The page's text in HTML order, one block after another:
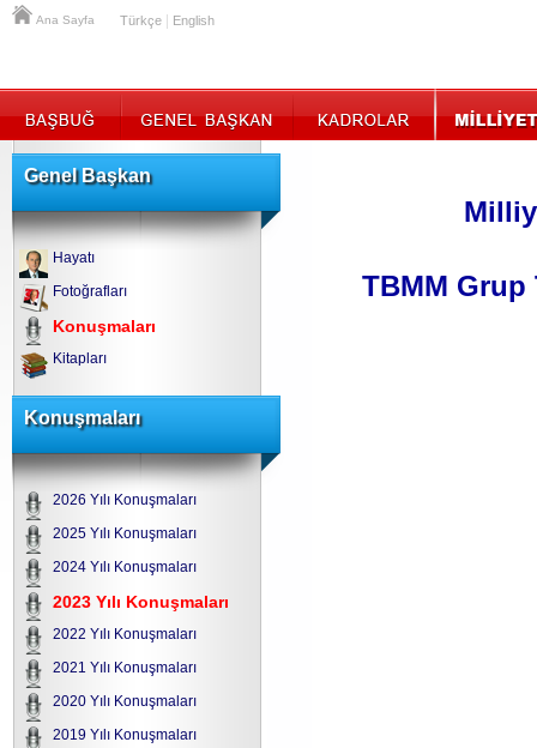
Ana Sayfa Türkçe English
Genel Başkan
Hayatı
Fotoğrafları
Konuşmaları
Kitapları
Konuşmaları
2026 Yılı Konuşmaları
2025 Yılı Konuşmaları
2024 Yılı Konuşmaları
2023 Yılı Konuşmaları
2022 Yılı Konuşmaları
2021 Yılı Konuşmaları
2020 Yılı Konuşmaları
2019 Yılı Konuşmaları
TBMM Grup